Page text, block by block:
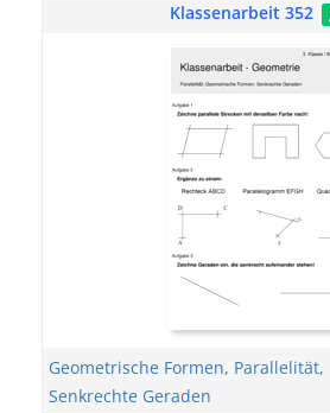
Klassenarbeit 352
Geometrische Formen, Parallelität,
Senkrechte Geraden